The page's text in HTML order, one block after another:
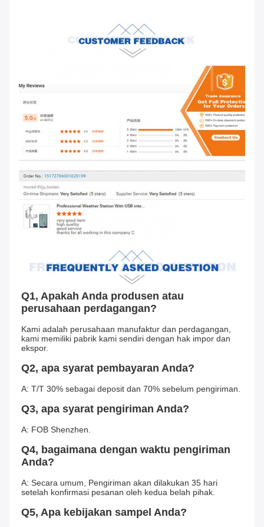
Q1, Apakah Anda produsen atau
perusahaan perdagangan?
Kami adalah perusahaan manufaktur dan perdagangan,
kami memiliki pabrik kami sendiri dengan hak impor dan
ekspor.
Q2, apa syarat pembayaran Anda?
A: T/T 30% sebagai deposit dan 70% sebelum pengiriman.
Q3, apa syarat pengiriman Anda?
A: FOB Shenzhen.
Q4, bagaimana dengan waktu pengiriman
Anda?
A: Secara umum, Pengiriman akan dilakukan 35 hari
setelah konfirmasi pesanan oleh kedua belah pihak.
Q5, Apa kebijakan sampel Anda?